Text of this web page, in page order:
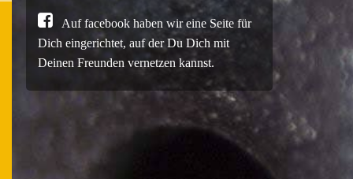
Auf facebook haben wir eine Seite für
Dich eingerichtet, auf der Du Dich mit
Deinen Freunden vernetzen kannst.